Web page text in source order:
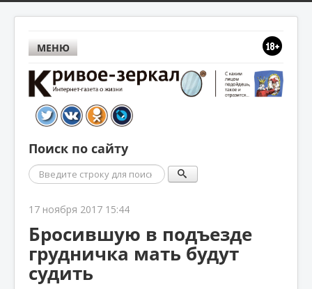
МЕНЮ
Поиск по сайту
Поиск
17 ноября 2017 15:44
Бросившую в подъезде
грудничка мать будут
судить